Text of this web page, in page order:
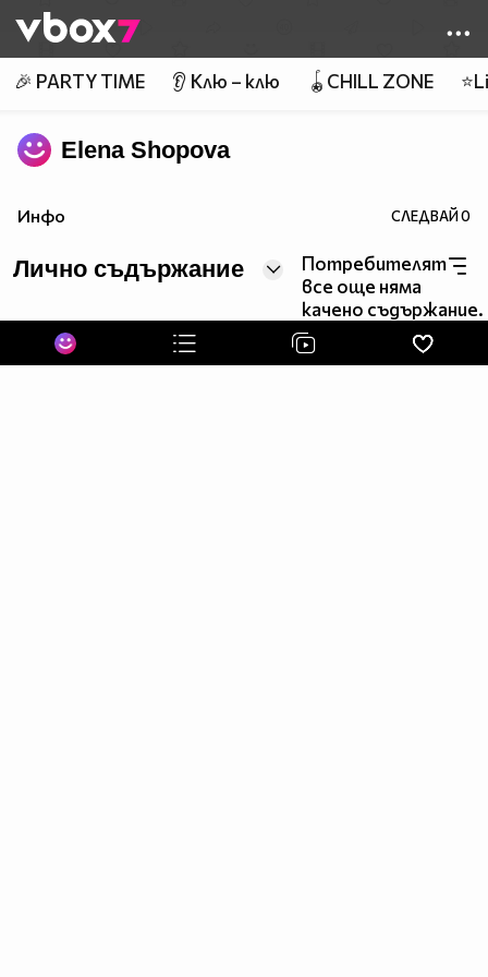
👾
🎉 PARTY TIME 👂 Клю – клю 🪀CHILL ZONE
Elena Shopova
Инфо СЛЕДВАЙ0
Лично съдържание
Потребителят
все още няма
качено съдържание.